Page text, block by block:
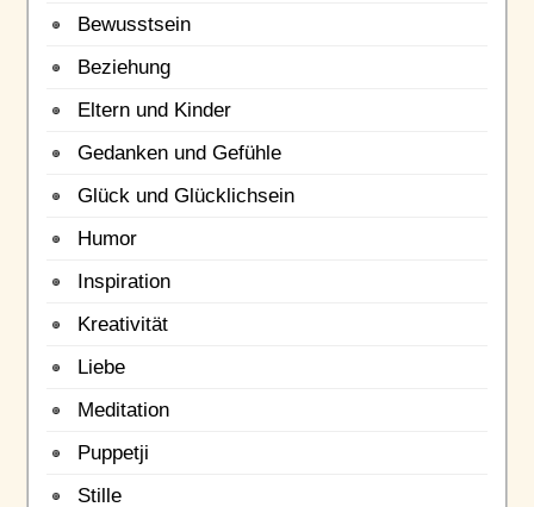
Bewusstsein
Beziehung
Eltern und Kinder
Gedanken und Gefühle
Glück und Glücklichsein
Humor
Inspiration
Kreativität
Liebe
Meditation
Puppetji
Stille